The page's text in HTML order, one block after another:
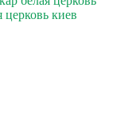
церковь киев